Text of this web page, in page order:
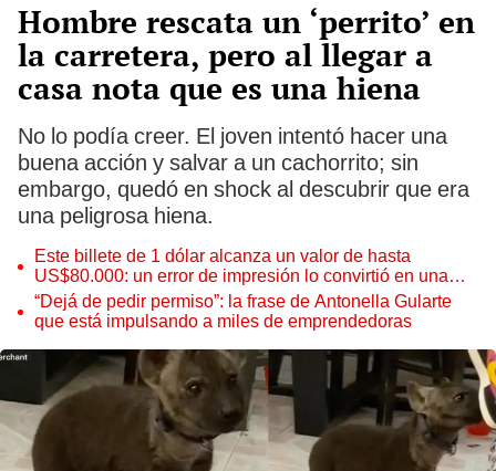
Hombre rescata un ‘perrito’ en
la carretera, pero al llegar a
casa nota que es una hiena
No lo podía creer. El joven intentó hacer una
buena acción y salvar a un cachorrito; sin
embargo, quedó en shock al descubrir que era
una peligrosa hiena.
Este billete de 1 dólar alcanza un valor de hasta
US$80.000: un error de impresión lo convirtió en una
pieza única que hoy buscan coleccionistas de todo el
mundo
“Dejá de pedir permiso”: la frase de Antonella Gularte
que está impulsando a miles de emprendedoras